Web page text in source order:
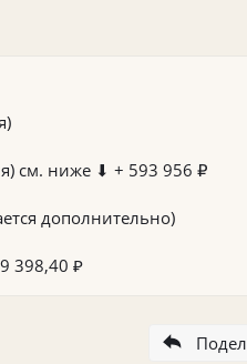
см. ниже ⬇ + 593 956 ₽
дополнительно)
398,40 ₽